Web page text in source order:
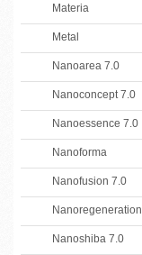
Materia
Metal
Nanoarea 7.0
Nanoconcept 7.0
Nanoessence 7.0
Nanoforma
Nanofusion 7.0
Nanoregeneration
Nanoshiba 7.0